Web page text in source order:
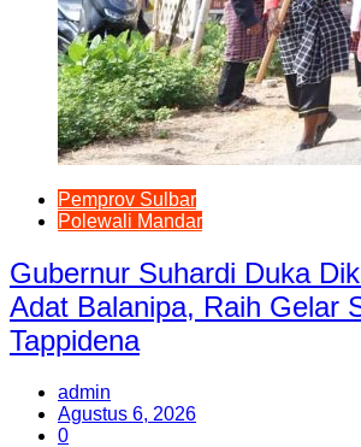
Pemprov Sulbar
Polewali Mandar
Gubernur Suhardi Duka
Adat Balanipa, Raih Gelar
Tappidena
admin
Agustus 6, 2026
0